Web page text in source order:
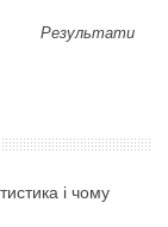
Результати
і чому